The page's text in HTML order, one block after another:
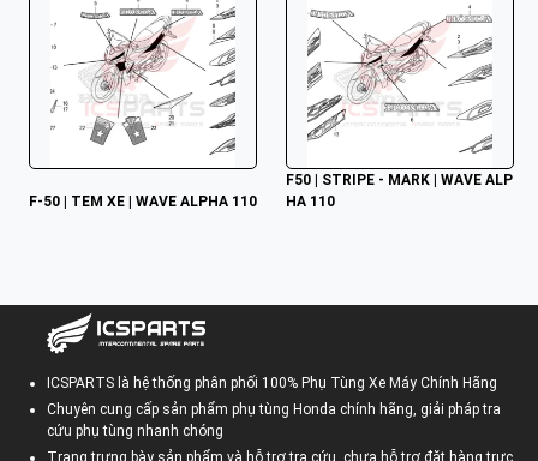
F-50 | TEM XE | WAVE ALPHA 110
F50 | STRIPE - MARK | WAVE ALP
HA 110
ICSPARTS là hệ thống phân phối 100% Phụ Tùng Xe Máy Chính Hãng
Chuyên cung cấp sản phẩm phụ tùng Honda chính hãng, giải pháp tra
cứu phụ tùng nhanh chóng
Trang trưng bày sản phẩm và hỗ trợ tra cứu, chưa hỗ trợ đặt hàng trực